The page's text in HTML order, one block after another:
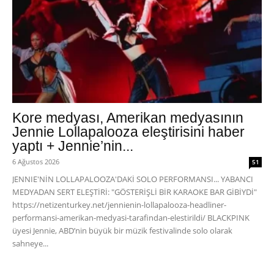
Kore medyası, Amerikan medyasının
Jennie Lollapalooza eleştirisini haber
yaptı + Jennie’nin...
6 Ağustos 2026 51
JENNIE'NİN LOLLAPALOOZA'DAKİ SOLO PERFORMANSI... YABANCI
MEDYADAN SERT ELEŞTİRİ: "GÖSTERİŞLİ BİR KARAOKE BAR GİBİYDİ"
https://netizenturkey.net/jennienin-lollapalooza-headliner-
performansi-amerikan-medyasi-tarafindan-elestirildi/ BLACKPINK
üyesi Jennie, ABD’nin büyük bir müzik festivalinde solo olarak
sahneye...